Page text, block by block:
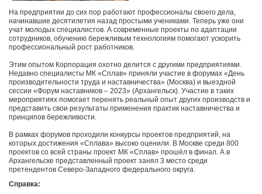
На предприятии до сих пор работают профессионалы своего дела,
начинавшие десятилетия назад простыми учениками. Теперь уже они
учат молодых специалистов. А современные проекты по адаптации
сотрудников, обучению бережливым технологиям помогают ускорить
профессиональный рост работников.
Этим опытом Корпорация охотно делится с другими предприятиями.
Недавно специалисты МК «Сплав» приняли участие в форумах «День
производительности труда и наставничества» (Москва) и выездной
сессии «Форум наставников – 2023» (Архангельск). Участие в таких
мероприятиях помогает перенять реальный опыт других производств и
представить свои результаты применения практик наставничества и
принципов бережливости.
В рамках форумов проходили конкурсы проектов предприятий, на
которых достижения «Сплава» высоко оценили. В Москве среди 800
проектов со всей страны проект МК «Сплав» прошёл в финал. А в
Архангельске представленный проект занял 3 место среди
претендентов Северо-Западного федерального округа.
Справка: